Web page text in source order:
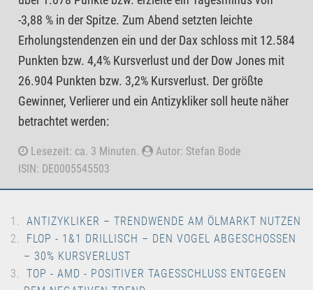
-3,88 % in der Spitze. Zum Abend setzten leichte
Erholungstendenzen ein und der Dax schloss mit 12.584
Punkten bzw. 4,4% Kursverlust und der Dow Jones mit
26.904 Punkten bzw. 3,2% Kursverlust. Der größte
Gewinner, Verlierer und ein Antizykliker soll heute näher
betrachtet werden:
Lesezeit: ca. 3 Minuten.
Autor: Stefan Bode
ISIN: DE0005545503
ANTIZYKLIKER – TRENDWENDE AM ÖLMARKT NUTZEN
FLOP - 1&1 DRILLISCH – DEN VOGEL ABGESCHOSSEN
– 30% KURSVERLUST
TOP - AMD - POSITIVER TAGESSCHLUSS ENTGEGEN